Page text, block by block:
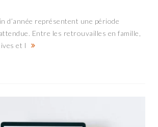
d’année représentent une période
Entre les retrouvailles en famille,
et l